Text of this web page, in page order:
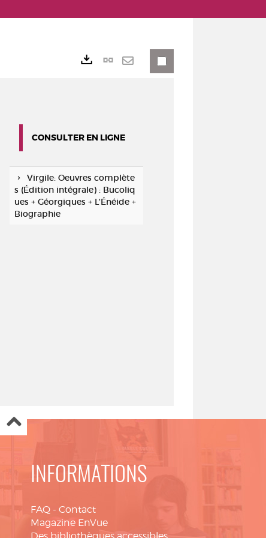
Lien
CONSULTER EN LIGNE
Virgile: Oeuvres complète
s (Édition intégrale) : Bucoliq
ues + Géorgiques + L'Énéide +
Biographie
INFORMATIONS
FAQ - Contact
Magazine EnVue